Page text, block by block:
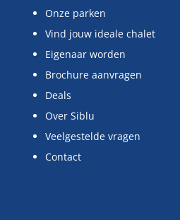
Onze parken
Vind jouw ideale chalet
Eigenaar worden
Brochure aanvragen
Deals
Over Siblu
Veelgestelde vragen
Contact